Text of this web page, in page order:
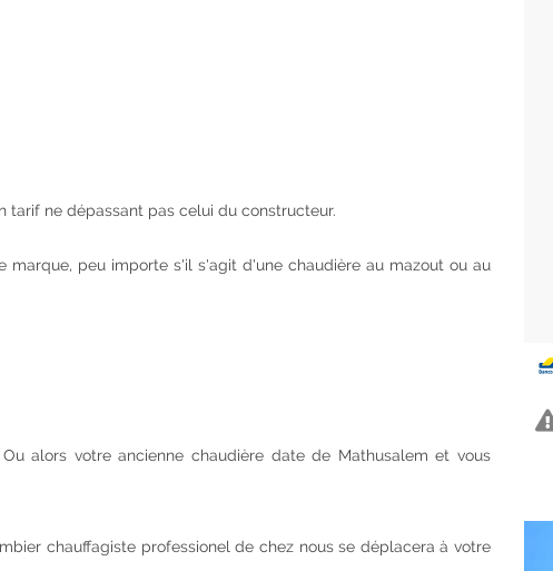
tarif ne dépassant pas celui du constructeur.
peu importe s'il s'agit d'une chaudière au mazout ou au
alors votre ancienne chaudière date de Mathusalem et vous
chauffagiste professionel de chez nous se déplacera à votre